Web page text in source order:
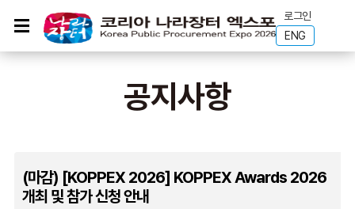
로그인
ENG
공지사항
(마감) [KOPPEX 2026] KOPPEX Awards 2026
개최 및 참가 신청 안내